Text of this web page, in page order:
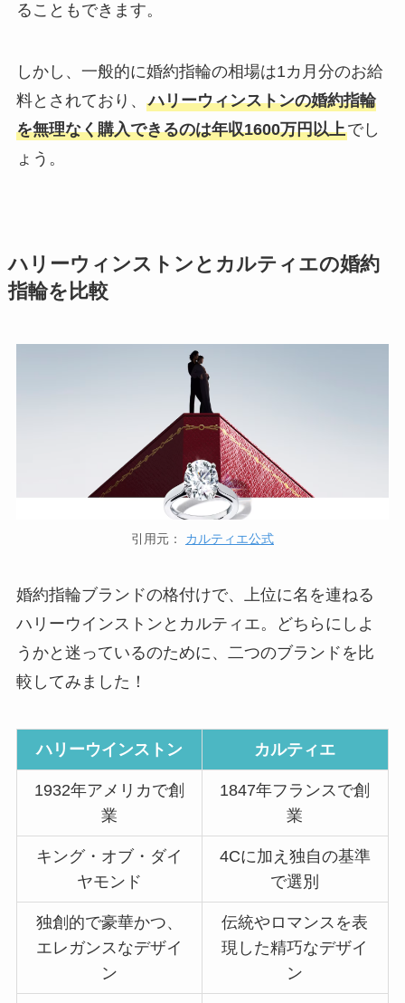
ることもできます。
しかし、一般的に婚約指輪の相場は1カ月分のお給
料とされており、 ハリーウィンストンの婚約指輪
を無理なく購入できるのは年収1600万円以上でし
ょう。
ハリーウィンストンとカルティエの婚約
指輪を比較
引用元： カルティエ公式
婚約指輪ブランドの格付けで、上位に名を連ねる
ハリーウインストンとカルティエ。どちらにしよ
うかと迷っているのために、二つのブランドを比
較してみました！
ハリーウインストン カルティエ
1932年アメリカで創
業
1847年フランスで創
業
キング・オブ・ダイ
ヤモンド
4Cに加え独自の基準
で選別
独創的で豪華かつ、
エレガンスなデザイ
ン
伝統やロマンスを表
現した精巧なデザイ
ン